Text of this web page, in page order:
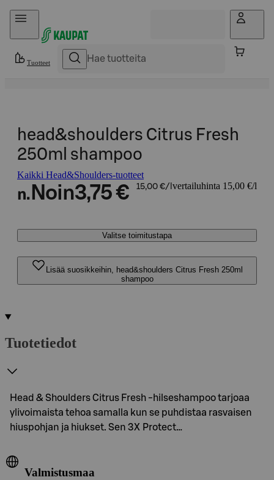
Hyppää sisältöön
Tuotteet
head&shoulders Citrus Fresh
250ml shampoo
Kaikki Head&Shoulders-tuotteet
n. Noin3,75 € 15,00 €/l vertailuhinta 15,00 €/l
Valitse toimitustapa
Lisää suosikkeihin, head&shoulders Citrus Fresh 250ml
shampoo
Tuotetiedot
Head & Shoulders Citrus Fresh -hilseshampoo tarjoaa
ylivoimaista tehoa samalla kun se puhdistaa rasvaisen
hiuspohjan ja hiukset. Sen 3X Protect…
Valmistusmaa